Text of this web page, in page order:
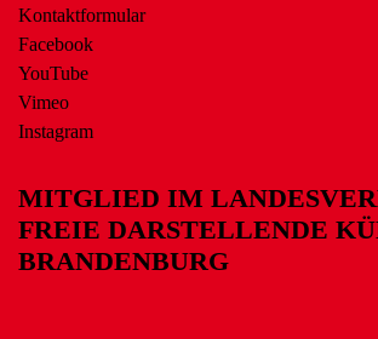
Kontaktformular
Facebook
YouTube
Vimeo
Instagram
MITGLIED IM
FREIE DARSTELLENDE
BRANDENBURG